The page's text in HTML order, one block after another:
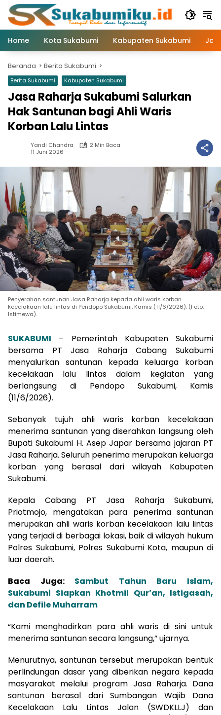
Langsung
konten
Home
Kota Sukabumi Kabupaten Sukabumi
Beranda Berita Sukabumi
Berita Sukabumi Kabupaten Sukabumi
Jasa Raharja Sukabumi Salurkan
Hak Santunan bagi Ahli Waris
Korban Lalu Lintas
Yandi Chandra
2 Min Baca
11 Juni 2026
Penyerahan santunan Jasa Raharja kepada ahli waris korban
kecelakaan lalu lintas di Pendopo Sukabumi, Kamis (11/6/2026). (Foto:
Istimewa).
SUKABUMI – Pemerintah Kabupaten Sukabumi
bersama PT Jasa Raharja Cabang Sukabumi
menyalurkan santunan kepada keluarga korban
kecelakaan lalu lintas dalam kegiatan yang
berlangsung di Pendopo Sukabumi, Kamis
(11/6/2026).
Sebanyak tujuh ahli waris korban kecelakaan
menerima santunan yang diserahkan langsung oleh
Bupati Sukabumi H. Asep Japar bersama jajaran PT
Jasa Raharja. Seluruh penerima merupakan keluarga
korban yang berasal dari wilayah Kabupaten
Sukabumi.
Kepala Cabang PT Jasa Raharja Sukabumi,
Priotmojo, mengatakan para penerima santunan
merupakan ahli waris korban kecelakaan lalu lintas
yang terjadi di berbagai lokasi, baik di wilayah hukum
Polres Sukabumi, Polres Sukabumi Kota, maupun di
luar daerah.
Baca Juga: Sambut Tahun Baru Islam,
Sukabumi Siapkan Khotmil Qur’an, Istigasah,
dan Defile Muharram
“Kami menghadirkan para ahli waris di sini untuk
menerima santunan secara langsung,” ujarnya.
Menurutnya, santunan tersebut merupakan bentuk
perlindungan dasar yang diberikan negara kepada
masyarakat melalui program Jasa Raharja. Dana
santunan berasal dari Sumbangan Wajib Dana
Kecelakaan Lalu Lintas Jalan (SWDKLLJ) dan